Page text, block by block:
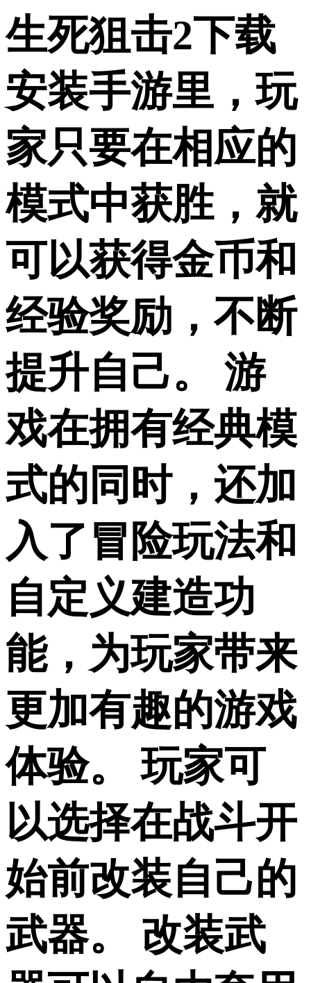
生死狙击2下载
安装手游里，玩
家只要在相应的
模式中获胜，就
可以获得金币和
经验奖励，不断
提升自己。 游
戏在拥有经典模
式的同时，还加
入了冒险玩法和
自定义建造功
能，为玩家带来
更加有趣的游戏
体验。 玩家可
以选择在战斗开
始前改装自己的
武器。 改装武